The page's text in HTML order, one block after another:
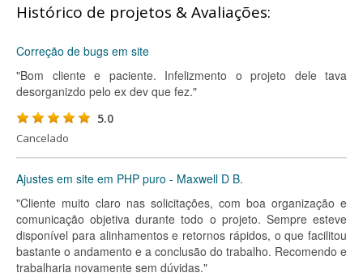
Histórico de projetos & Avaliações:
Correção de bugs em site
"Bom cliente e paciente. Infelizmento o projeto dele tava
desorganizdo pelo ex dev que fez."
5.0
Cancelado
Ajustes em site em PHP puro - Maxwell D B.
"Cliente muito claro nas solicitações, com boa organização e
comunicação objetiva durante todo o projeto. Sempre esteve
disponível para alinhamentos e retornos rápidos, o que facilitou
bastante o andamento e a conclusão do trabalho. Recomendo e
trabalharia novamente sem dúvidas."